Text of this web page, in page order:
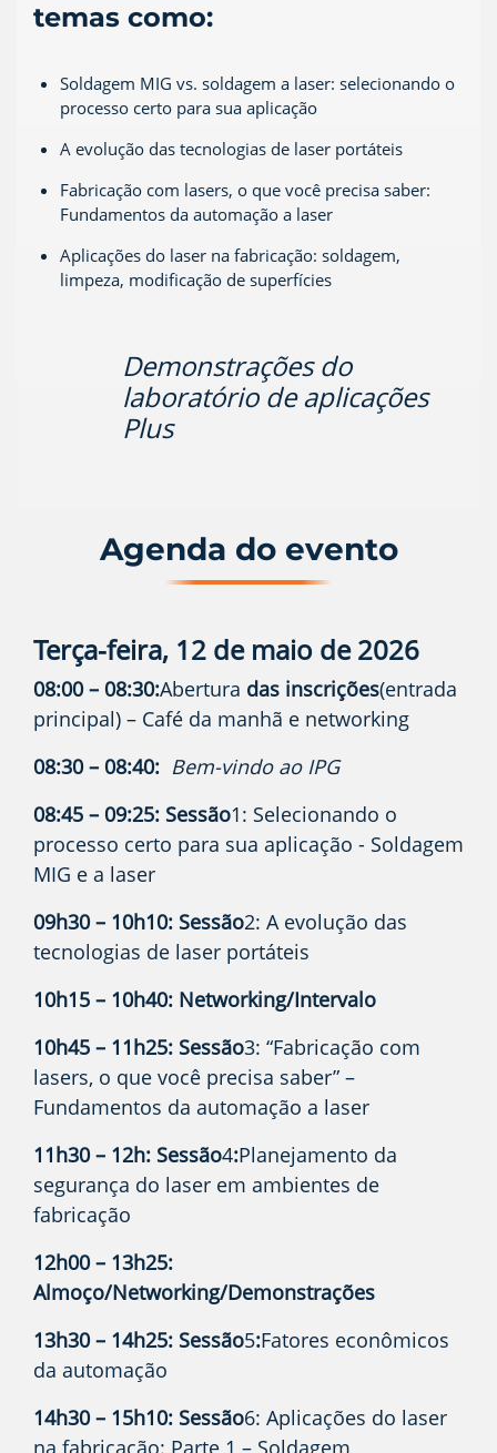
temas como:
Soldagem MIG vs. soldagem a laser: selecionando o
processo certo para sua aplicação
A evolução das tecnologias de laser portáteis
Fabricação com lasers, o que você precisa saber:
Fundamentos da automação a laser
Aplicações do laser na fabricação: soldagem,
limpeza, modificação de superfícies
Demonstrações do
laboratório de aplicações
Plus
Agenda do evento
Terça-feira, 12 de maio de 2026
08:00 – 08:30:Abertura das inscrições(entrada
principal) – Café da manhã e networking
08:30 – 08:40: Bem-vindo ao IPG
08:45 – 09:25: Sessão1: Selecionando o
processo certo para sua aplicação - Soldagem
MIG e a laser
09h30 – 10h10: Sessão2: A evolução das
tecnologias de laser portáteis
10h15 – 10h40: Networking/Intervalo
10h45 – 11h25: Sessão3: “Fabricação com
lasers, o que você precisa saber” –
Fundamentos da automação a laser
11h30 – 12h: Sessão4:Planejamento da
segurança do laser em ambientes de
fabricação
12h00 – 13h25:
Almoço/Networking/Demonstrações
13h30 – 14h25: Sessão5:Fatores econômicos
da automação
14h30 – 15h10: Sessão6: Aplicações do laser